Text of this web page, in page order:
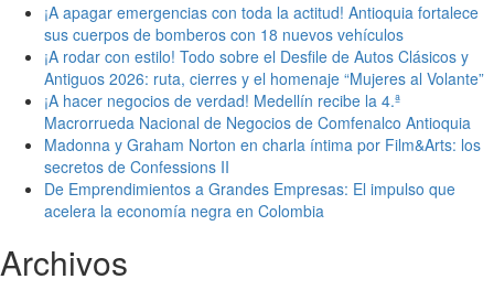
¡A apagar emergencias con toda la actitud! Antioquia fortalece
sus cuerpos de bomberos con 18 nuevos vehículos
¡A rodar con estilo! Todo sobre el Desfile de Autos Clásicos y
Antiguos 2026: ruta, cierres y el homenaje “Mujeres al Volante”
¡A hacer negocios de verdad! Medellín recibe la 4.ª
Macrorrueda Nacional de Negocios de Comfenalco Antioquia
Madonna y Graham Norton en charla íntima por Film&Arts: los
secretos de Confessions II
De Emprendimientos a Grandes Empresas: El impulso que
acelera la economía negra en Colombia
Archivos